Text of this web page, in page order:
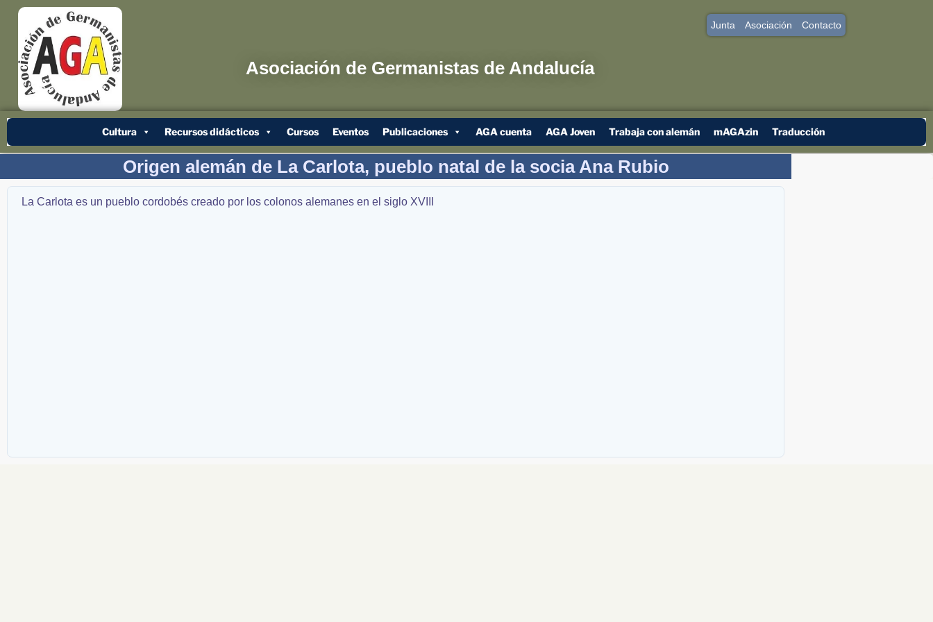
Asociación de Germanistas de Andalucía
Junta Asociación Contacto
Cultura Recursos didácticos Cursos Eventos Publicaciones AGA cuenta AGA Joven Trabaja con alemán mAGAzin Traducción
Origen alemán de La Carlota, pueblo natal de la socia Ana Rubio
La Carlota es un pueblo cordobés creado por los colonos alemanes en el siglo XVIII